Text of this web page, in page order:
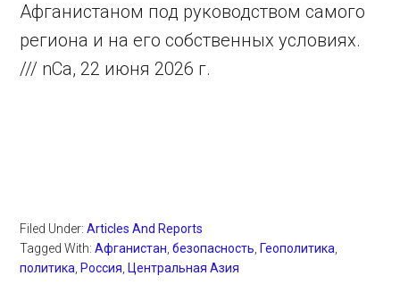
Афганистаном под руководством самого
региона и на его собственных условиях.
/// nCa, 22 июня 2026 г.
Filed Under:Articles And Reports
Tagged With:Афганистан ,безопасность Геополитика
политика Россия Центральная Азия